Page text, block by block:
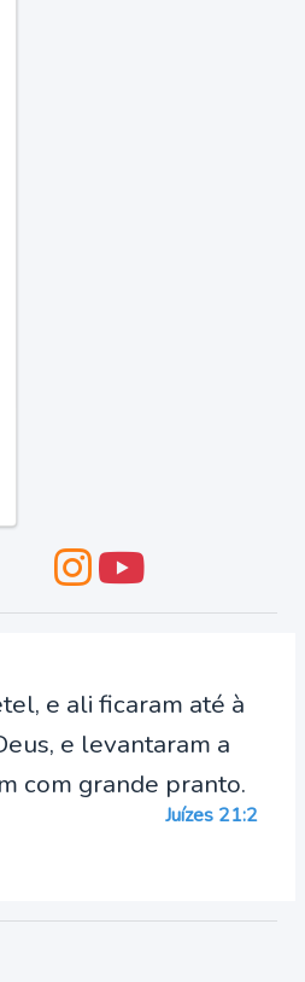
e ali ficaram até à
e levantaram a
com grande pranto.
Juízes 21:2